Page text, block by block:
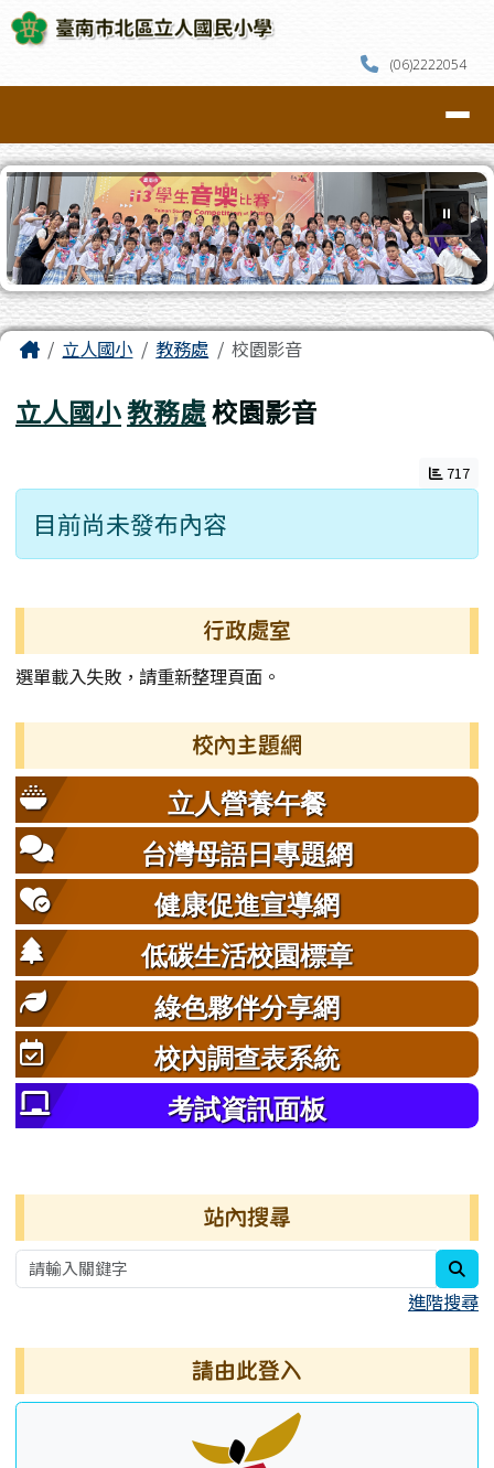
跳至主內容區
臺南市北區立人國民小學
(06)2222054
⏸
主內容區域
Home立人國小 教務處 校園影音
立人國小教務處校園影音
717
目前尚未發布內容
行政處室
選單載入失敗，請重新整理頁面。
校內主題網
立人營養午餐
台灣母語日專題網
健康促進宣導網
低碳生活校園標章
綠色夥伴分享網
校內調查表系統
考試資訊面板
站內搜尋
進階搜尋
請由此登入
頁尾區域